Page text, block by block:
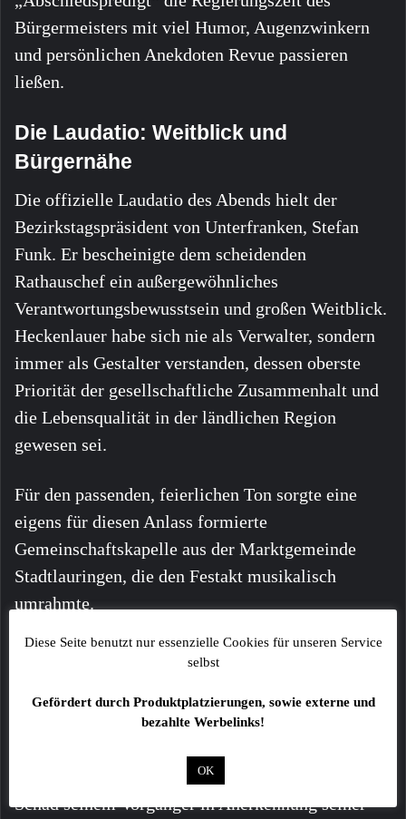
Bürgermeisters mit viel Humor, Augenzwinkern
und persönlichen Anekdoten Revue passieren
ließen.
Die Laudatio: Weitblick und
Bürgernähe
Die offizielle Laudatio des Abends hielt der
Bezirkstagspräsident von Unterfranken, Stefan
Funk. Er bescheinigte dem scheidenden
Rathauschef ein außergewöhnliches
Verantwortungsbewusstsein und großen Weitblick.
Heckenlauer habe sich nie als Verwalter, sondern
immer als Gestalter verstanden, dessen oberste
Priorität der gesellschaftliche Zusammenhalt und
die Lebensqualität in der ländlichen Region
gewesen sei.
Für den passenden, feierlichen Ton sorgte eine
eigens für diesen Anlass formierte
Gemeinschaftskapelle aus der Marktgemeinde
Stadtlauringen, die den Festakt musikalisch
umrahmte.
Höchste Ehrung: Ernennung zum
Der emotionalste Moment folgte zum Ende des
der geladenen Gäste verlieh Bürgermeister René
Schäd seinem Vorgänger in Anerkennung seiner
Diese Seite benutzt nur essenzielle Cookies für unseren Service
selbst
Gefördert durch Produktplatzierungen, sowie externe und
bezahlte Werbelinks!
OK